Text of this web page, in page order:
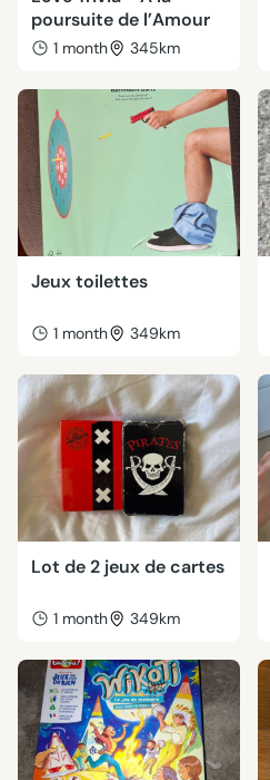
poursuite de l’Amour
1 month 345km
Jeux toilettes
1 month 349km
Lot de 2 jeux de cartes
1 month 349km